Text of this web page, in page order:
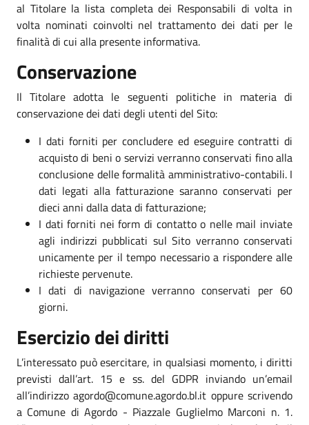
al Titolare la lista completa dei Responsabili di volta in
volta nominati coinvolti nel trattamento dei dati per le
finalità di cui alla presente informativa.
Conservazione
Il Titolare adotta le seguenti politiche in materia di
conservazione dei dati degli utenti del Sito:
I dati forniti per concludere ed eseguire contratti di
acquisto di beni o servizi verranno conservati fino alla
conclusione delle formalità amministrativo-contabili. I
dati legati alla fatturazione saranno conservati per
dieci anni dalla data di fatturazione;
I dati forniti nei form di contatto o nelle mail inviate
agli indirizzi pubblicati sul Sito verranno conservati
unicamente per il tempo necessario a rispondere alle
richieste pervenute.
I dati di navigazione verranno conservati per 60
giorni.
Esercizio dei diritti
L’interessato può esercitare, in qualsiasi momento, i diritti
previsti dall’art. 15 e ss. del GDPR inviando un’email
all’indirizzo agordo@comune.agordo.bl.it oppure scrivendo
a Comune di Agordo - Piazzale Guglielmo Marconi n. 1.